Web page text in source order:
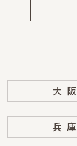
大阪
兵庫